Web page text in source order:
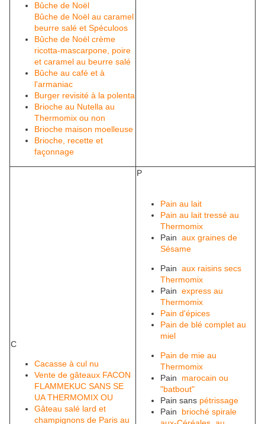
Bûche de Noël
Bûche de Noël au caramel
beurre salé et Spéculoos
Bûche de Noël crème
ricotta-mascarpone, poire
et caramel au beurre salé
Bûche au café et à
l'armaniac
Burger revisité à la polenta
Brioche au Nutella au
Thermomix ou non
Brioche maison moelleuse
Brioche, recette et
façonnage
C
Cacasse à cul nu
Vente de gâteaux FACON
FLAMMEKUC SANS SE
UA THERMOMIX OU
Gâteau salé lard et
champignons de Paris au
P
Pain au lait
Pain au lait tressé au
Thermomix
Pain aux graines de
Sésame
Pain aux raisins secs
Thermomix
Pain express au
Thermomix
Pain d'épices
Pain de blé complet au
miel
Pain de mie au
Thermomix
Pain
marocain ou
"batbout"
Pain sans pétrissage
Pain
brioché spirale